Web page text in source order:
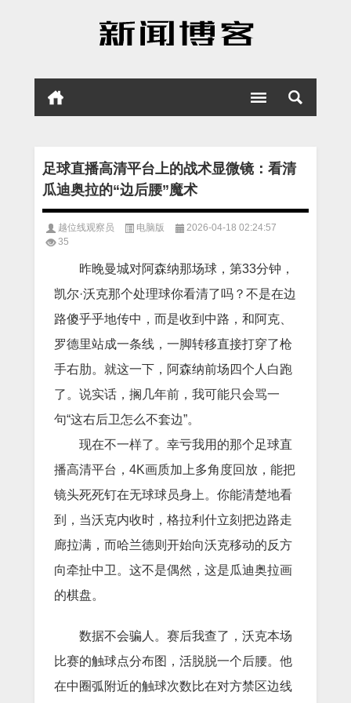
足球直播高清平台上的战术显微镜：看清
瓜迪奥拉的“边后腰”魔术
越位线观察员 电脑版
2026-04-18 02:24:57
35
昨晚曼城对阿森纳那场球，第33分钟，
凯尔·沃克那个处理球你看清了吗？不是在边
路傻乎乎地传中，而是收到中路，和阿克、
罗德里站成一条线，一脚转移直接打穿了枪
手右肋。就这一下，阿森纳前场四个人白跑
了。说实话，搁几年前，我可能只会骂一
句“这右后卫怎么不套边”。
现在不一样了。幸亏我用的那个足球直
播高清平台，4K画质加上多角度回放，能把
镜头死死钉在无球球员身上。你能清楚地看
到，当沃克内收时，格拉利什立刻把边路走
廊拉满，而哈兰德则开始向沃克移动的反方
向牵扯中卫。这不是偶然，这是瓜迪奥拉画
的棋盘。
数据不会骗人。赛后我查了，沃克本场
比赛的触球点分布图，活脱脱一个后腰。他
在中圈弧附近的触球次数比在对方禁区边线